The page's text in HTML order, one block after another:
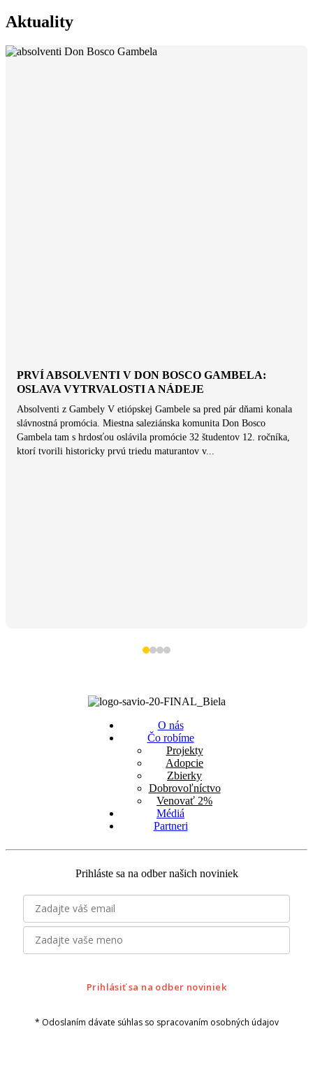
Aktuality
PRVÍ ABSOLVENTI V DON BOSCO GAMBELA:
OSLAVA VYTRVALOSTI A NÁDEJE
Absolventi z Gambely V etiópskej Gambele sa pred pár dňami konala
slávnostná promócia. Miestna saleziánska komunita Don Bosco
Gambela tam s hrdosťou oslávila promócie 32 študentov 12. ročníka,
ktorí tvorili historicky prvú triedu maturantov v...
O nás
Čo robíme
Projekty
Adopcie
Zbierky
Dobrovoľníctvo
Venovať 2%
Médiá
Partneri
Prihláste sa na odber našich noviniek
Prihlásiť sa na odber noviniek
* Odoslaním dávate súhlas so spracovaním osobných údajov